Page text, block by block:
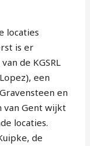
locaties
is er
de KGSRL
een
en
van Gent wijkt
locaties.
de